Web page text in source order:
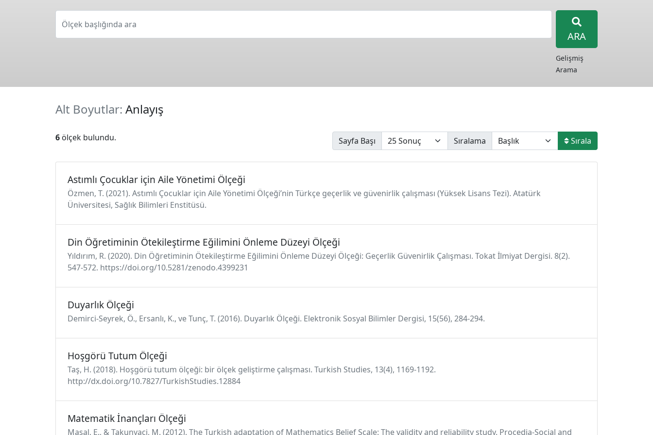
Ölçek başlığında ara
ARA
Gelişmiş
Arama
Alt Boyutlar: Anlayış
6 ölçek bulundu. Sayfa Başı Sıralama Sırala
Astımlı Çocuklar için Aile Yönetimi Ölçeği
Özmen, T. (2021). Astımlı Çocuklar için Aile Yönetimi Ölçeği’nin Türkçe geçerlik ve güvenirlik çalışması (Yüksek Lisans Tezi). Atatürk
Üniversitesi, Sağlık Bilimleri Enstitüsü.
Din Öğretiminin Ötekileştirme Eğilimini Önleme Düzeyi Ölçeği
Yıldırım, R. (2020). Din Öğretiminin Ötekileştirme Eğilimini Önleme Düzeyi Ölçeği: Geçerlik Güvenirlik Çalışması. Tokat İlmiyat Dergisi. 8(2).
547-572. https://doi.org/10.5281/zenodo.4399231
Duyarlık Ölçeği
Demirci-Seyrek, Ö., Ersanlı, K., ve Tunç, T. (2016). Duyarlık Ölçeği. Elektronik Sosyal Bilimler Dergisi, 15(56), 284-294.
Hoşgörü Tutum Ölçeği
Taş, H. (2018). Hoşgörü tutum ölçeği: bir ölçek geliştirme çalışması. Turkish Studies, 13(4), 1169-1192.
http://dx.doi.org/10.7827/TurkishStudies.12884
Matematik İnançları Ölçeği
Masal, E., & Takunyaci, M. (2012). The Turkish adaptation of Mathematics Belief Scale: The validity and reliability study. Procedia-Social and